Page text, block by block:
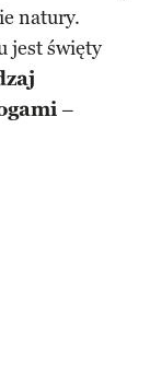
natury.
jest święty
–